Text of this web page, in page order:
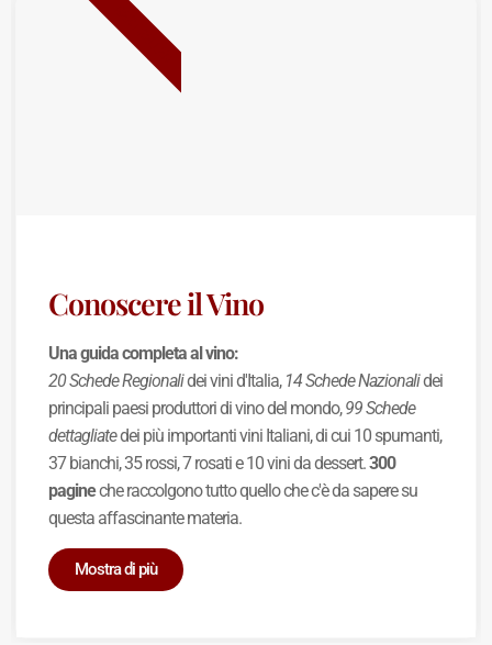
Conoscere il Vino
Una guida completa al vino:
20 Schede Regionalidei vini d'Italia, 14 Schede Nazionalidei
principali paesi produttori di vino del mondo,99 Schede
dettagliatedei più importanti vini Italiani, di cui 10 spumanti,
37 bianchi, 35 rossi, 7 rosati e 10 vini da dessert.300
pagineche raccolgono tutto quello che c'è da sapere su
questa affascinante materia.
Mostra di più
BEST SELLER